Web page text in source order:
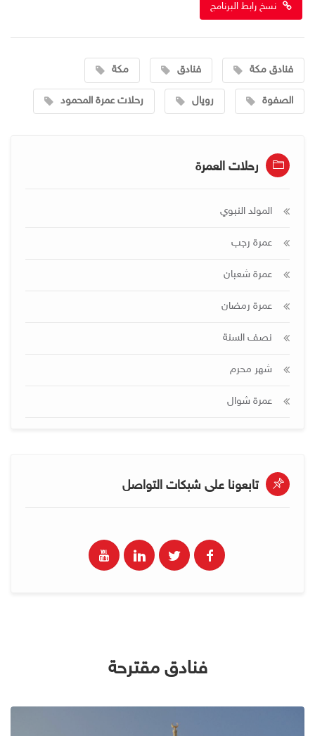
نسخ رابط البرنامج
فنادق مكة فنادق مكة
الصفوة رويال رحلات عمرة المحمود
رحلات العمرة
المولد النبوي
عمرة رجب
عمرة شعبان
عمرة رمضان
نصف السنة
شهر محرم
عمرة شوال
تابعونا على شبكات التواصل
فنادق مقترحة